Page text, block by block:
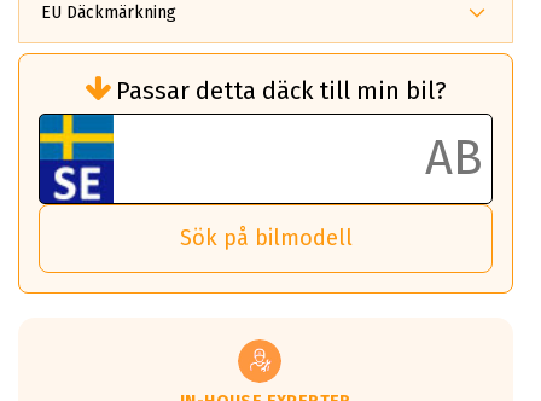
EU Däckmärkning
bränsleförbrukningen)
Det ska vara en betygsskala från klass A
till G för rullmotstånd.
Ett klass A däck kommer ha 6,5% bättre
bränsleförbrukning än ett klass G däck.
Det betyder att om man kör 10,000 km,
så sparar man 50 liter bränsle med ett
vilken körstil du använder.
Passar detta däck till min bil?
Sök på bilmodell